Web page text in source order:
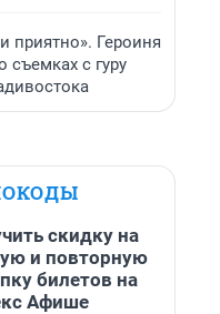
приятно». Героиня
с гуру
скидку на
и повторную
билетов на
Афише